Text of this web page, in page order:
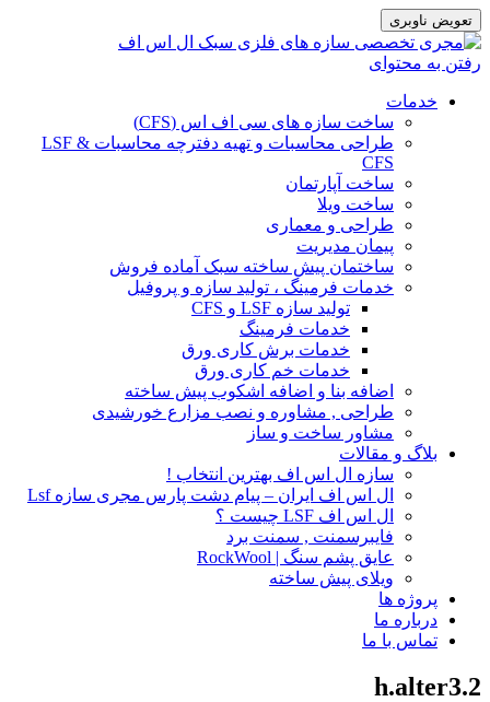
تعویض ناوبری
رفتن به محتوای
خدمات
ساخت سازه های سی اف اس (CFS)
طراحی محاسبات و تهیه دفترچه محاسبات LSF &
CFS
ساخت آپارتمان
ساخت ویلا
طراحی و معماری
پیمان مدیریت
ساختمان پیش ساخته سبک آماده فروش
خدمات فرمینگ ، تولید سازه و پروفیل
تولید سازه LSF و CFS
خدمات فرمینگ
خدمات برش کاری ورق
خدمات خم کاری ورق
اضافه بنا و اضافه اشکوب پیش ساخته
طراحی , مشاوره و نصب مزارع خورشیدی
مشاور ساخت و ساز
بلاگ و مقالات
سازه ال اس اف بهترین انتخاب !
ال اس اف ایران – پیام دشت پارس مجری سازه Lsf
ال اس اف LSF چیست ؟
فایبرسمنت , سمنت برد
عایق پشم سنگ | RockWool
ویلای پیش ساخته
پروژه ها
درباره ما
تماس با ما
2.h.alter3